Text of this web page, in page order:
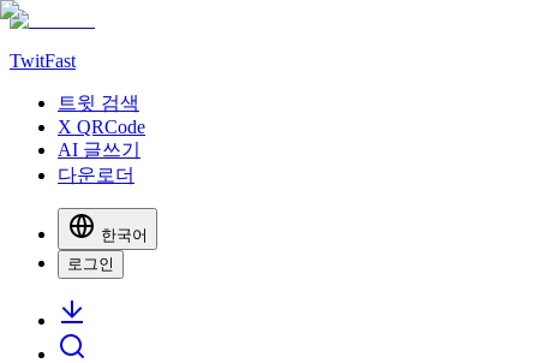
TwitFast
트윗 검색
X QRCode
AI 글쓰기
다운로더
한국어
로그인